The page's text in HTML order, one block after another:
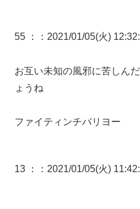
55 ： ：2021/01/05(火)
お互い未知の風邪に苦しん
ょうね
ファイティンチバリヨー
13 ： ：2021/01/05(火)